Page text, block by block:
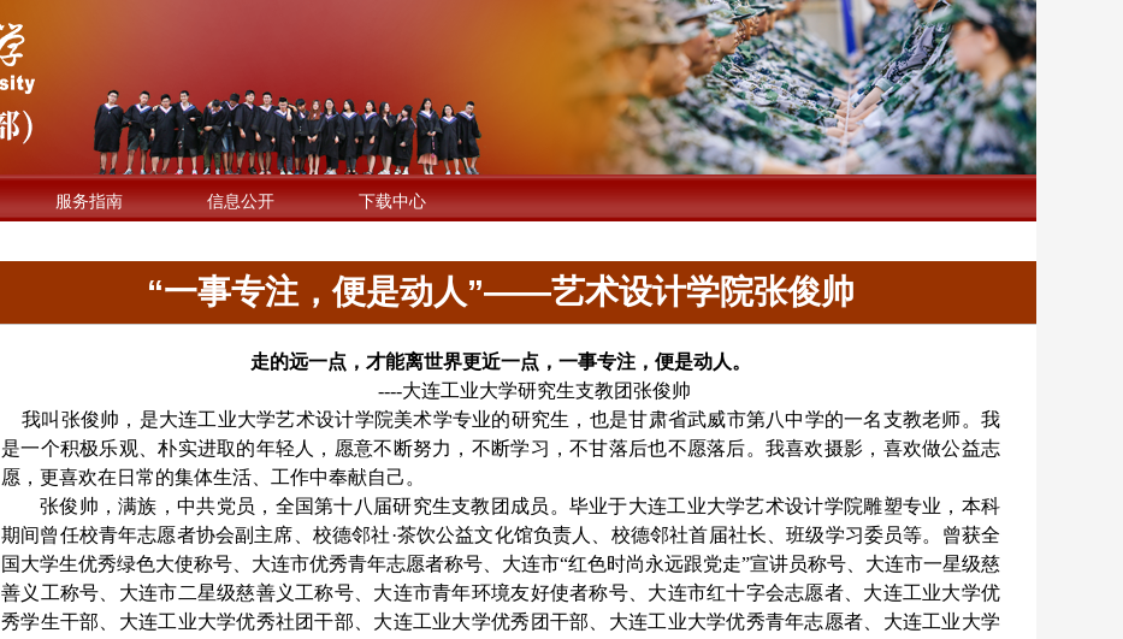
服务指南 信息公开 下载中心
“一事专注，便是动人”——艺术设计学院张俊帅
走的远一点，才能离世界更近一点，一事专注，便是动人。
----大连工业大学研究生支教团张俊帅
我叫张俊帅，是大连工业大学艺术设计学院美术学专业的研究生，也是甘肃省武威市第八中学的一名支教老师。我
是一个积极乐观、朴实进取的年轻人，愿意不断努力，不断学习，不甘落后也不愿落后。我喜欢摄影，喜欢做公益志
愿，更喜欢在日常的集体生活、工作中奉献自己。
张俊帅，满族，中共党员，全国第十八届研究生支教团成员。毕业于大连工业大学艺术设计学院雕塑专业，本科
期间曾任校青年志愿者协会副主席、校德邻社·茶饮公益文化馆负责人、校德邻社首届社长、班级学习委员等。曾获全
国大学生优秀绿色大使称号、大连市优秀青年志愿者称号、大连市“红色时尚永远跟党走”宣讲员称号、大连市一星级慈
善义工称号、大连市二星级慈善义工称号、大连市青年环境友好使者称号、大连市红十字会志愿者、大连工业大学优
秀学生干部、大连工业大学优秀社团干部、大连工业大学优秀团干部、大连工业大学优秀青年志愿者、大连工业大学